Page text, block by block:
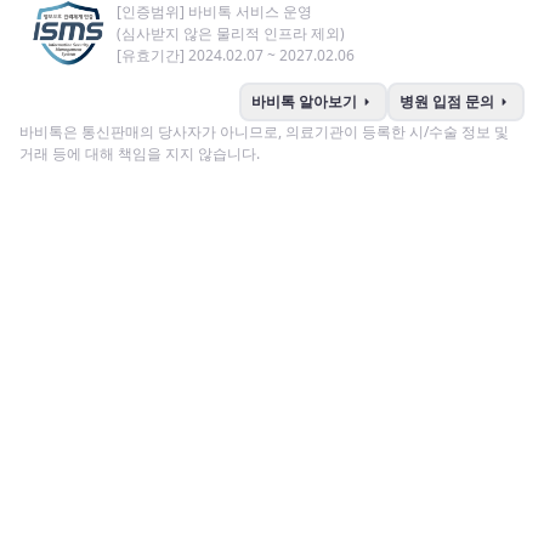
[인증범위] 바비톡 서비스 운영
(심사받지 않은 물리적 인프라 제외)
[유효기간] 2024.02.07 ~ 2027.02.06
바비톡 알아보기 arrow_right 병원 입점 문의 arrow_right
바비톡은 통신판매의 당사자가 아니므로, 의료기관이 등록한 시/수술 정보 및
거래 등에 대해 책임을 지지 않습니다.